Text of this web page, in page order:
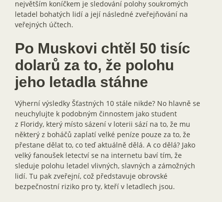
největším koníčkem je sledování polohy soukromých
letadel bohatých lidí a její následné zveřejňování na
veřejných účtech.
Po Muskovi chtěl 50 tisíc
dolarů za to, že polohu
jeho letadla stáhne
Výherní výsledky Šťastných 10 stále nikde? No hlavně se
neuchylujte k podobným činnostem jako student
z Floridy, který místo sázení v loterii sází na to, že mu
některý z boháčů zaplatí velké peníze pouze za to, že
přestane dělat to, co teď aktuálně dělá. A co dělá? Jako
velký fanoušek letectví se na internetu baví tím, že
sleduje polohu letadel vlivných, slavných a zámožných
lidí. Tu pak zveřejní, což představuje obrovské
bezpečnostní riziko pro ty, kteří v letadlech jsou.